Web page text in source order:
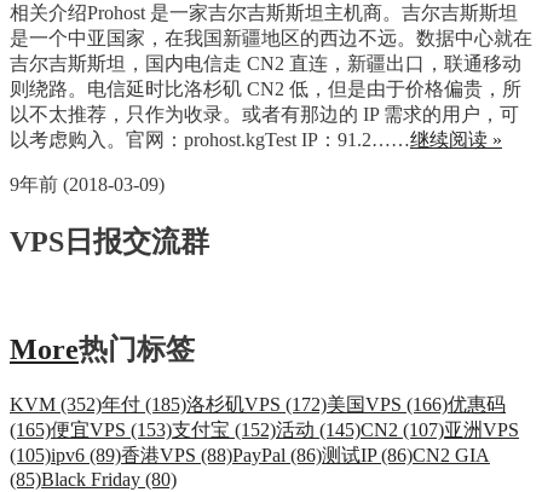
相关介绍Prohost 是一家吉尔吉斯斯坦主机商。吉尔吉斯斯坦
是一个中亚国家，在我国新疆地区的西边不远。数据中心就在
吉尔吉斯斯坦，国内电信走 CN2 直连，新疆出口，联通移动
则绕路。电信延时比洛杉矶 CN2 低，但是由于价格偏贵，所
以不太推荐，只作为收录。或者有那边的 IP 需求的用户，可
以考虑购入。官网：prohost.kgTest IP：91.2……继续阅读 »
9年前 (2018-03-09)
VPS日报交流群
More热门标签
KVM (352)年付 (185)洛杉矶VPS (172)美国VPS (166)优惠码
(165)便宜VPS (153)支付宝 (152)活动 (145)CN2 (107)亚洲VPS
(105)ipv6 (89)香港VPS (88)PayPal (86)测试IP (86)CN2 GIA
(85)Black Friday (80)